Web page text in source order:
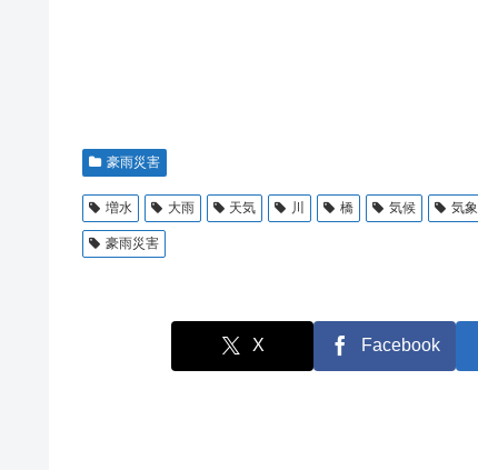
豪雨災害
増水 大雨 天気 川 橋 気候 気象
豪雨災害
X Facebook